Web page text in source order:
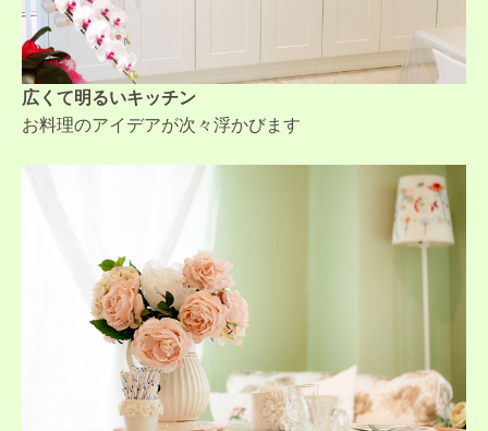
広くて明るいキッチン
お料理のアイデアが次々浮かびます